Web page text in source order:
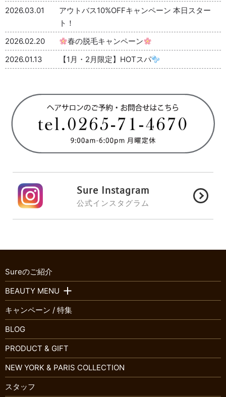
2026.03.01
アウトバス10%OFFキャンペーン 本日スター
ト！
2026.02.20
春の脱毛キャンペーン
2026.01.13
【1月・2月限定】HOTスパ
Sure Instagram
公式インスタグラム
Sureのご紹介
BEAUTY MENU
キャンペーン / 特集
BLOG
PRODUCT & GIFT
NEW YORK & PARIS COLLECTION
スタッフ